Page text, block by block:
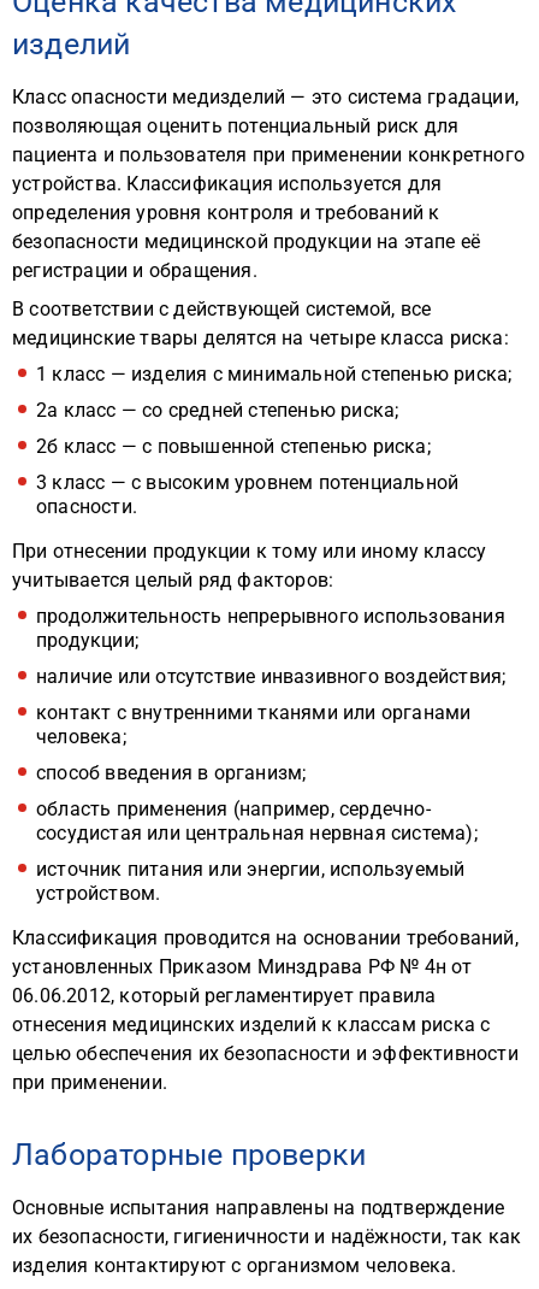
изделий
Класс опасности медизделий — это система градации,
позволяющая оценить потенциальный риск для
пациента и пользователя при применении конкретного
устройства. Классификация используется для
определения уровня контроля и требований к
безопасности медицинской продукции на этапе её
регистрации и обращения.
В соответствии с действующей системой, все
медицинские твары делятся на четыре класса риска:
1 класс — изделия с минимальной степенью риска;
2а класс — со средней степенью риска;
2б класс — с повышенной степенью риска;
3 класс — с высоким уровнем потенциальной
опасности.
При отнесении продукции к тому или иному классу
учитывается целый ряд факторов:
продолжительность непрерывного использования
продукции;
наличие или отсутствие инвазивного воздействия;
контакт с внутренними тканями или органами
человека;
способ введения в организм;
область применения (например, сердечно-
сосудистая или центральная нервная система);
источник питания или энергии, используемый
устройством.
Классификация проводится на основании требований,
установленных Приказом Минздрава РФ № 4н от
06.06.2012, который регламентирует правила
отнесения медицинских изделий к классам риска с
целью обеспечения их безопасности и эффективности
при применении.
Лабораторные проверки
Основные испытания направлены на подтверждение
их безопасности, гигиеничности и надёжности, так как
изделия контактируют с организмом человека.